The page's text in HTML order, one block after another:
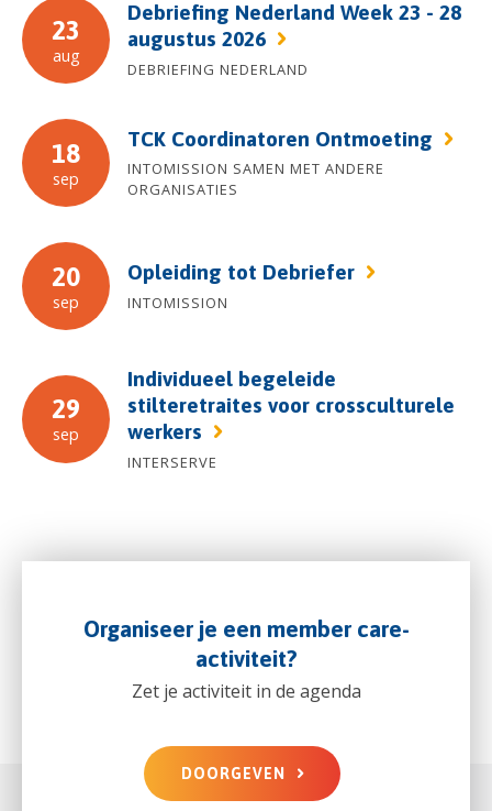
23
aug
Debriefing Nederland Week 23 - 28
augustus 2026
DEBRIEFING NEDERLAND
18
sep
TCK Coordinatoren Ontmoeting
INTOMISSION SAMEN MET ANDERE
ORGANISATIES
20
sep
Opleiding tot Debriefer
INTOMISSION
29
sep
Individueel begeleide
stilteretraites voor crossculturele
werkers
INTERSERVE
Organiseer je een member care-
activiteit?
Zet je activiteit in de agenda
DOORGEVEN